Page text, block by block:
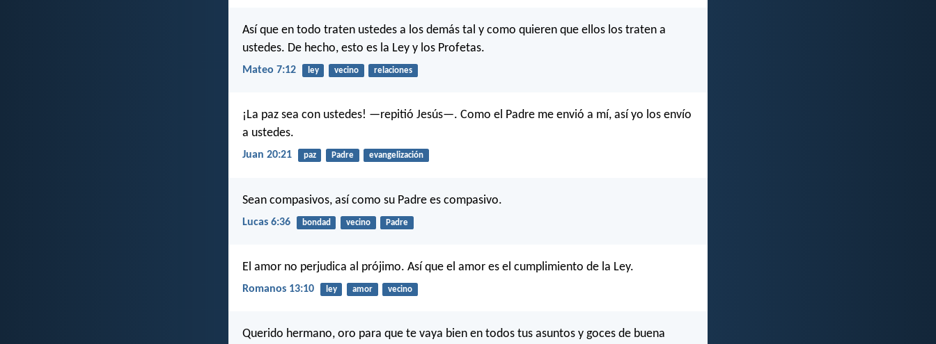
Así que en todo traten ustedes a los demás tal y como quieren que ellos los traten a
ustedes. De hecho, esto es la Ley y los Profetas.
Mateo 7:12 ley vecino relaciones
¡La paz sea con ustedes! —repitió Jesús—. Como el Padre me envió a mí, así yo los envío
a ustedes.
Juan 20:21 paz Padre evangelización
Sean compasivos, así como su Padre es compasivo.
Lucas 6:36 bondad vecino Padre
El amor no perjudica al prójimo. Así que el amor es el cumplimiento de la Ley.
Romanos 13:10 ley amor vecino
Querido hermano, oro para que te vaya bien en todos tus asuntos y goces de buena